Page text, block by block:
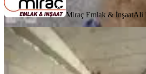
Miraç Emlak & İnşaatAli
SIFIR BİNA
Kavaklı
Satılık Daireler
Manavgat, Kavaklı